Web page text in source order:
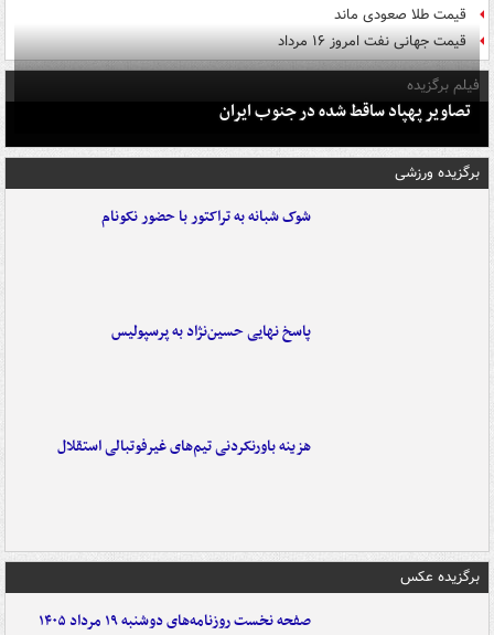
قیمت طلا صعودی ماند
قیمت جهانی نفت امروز ۱۶ مرداد
فیلم برگزیده
تصاویر پهپاد ساقط شده در جنوب ایران
برگزیده ورزشی
شوک شبانه به تراکتور با حضور نکونام
پاسخ نهایی حسین‌نژاد به پرسپولیس
هزینه باورنکردنی تیم‌های غیرفوتبالی استقلال
برگزیده عکس
صفحه نخست روزنامه‌های دوشنبه ۱۹ مرداد ۱۴۰۵